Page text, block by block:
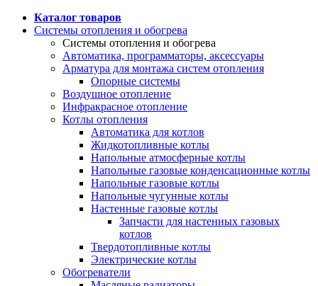
Каталог товаров
Системы отопления и обогрева
Системы отопления и обогрева
Автоматика, программаторы, аксессуары
Арматура для монтажа систем отопления
Опорные системы
Воздушное отопление
Инфракрасное отопление
Котлы отопления
Автоматика для котлов
Жидкотопливные котлы
Напольные атмосферные котлы
Напольные газовые конденсационные котлы
Напольные газовые котлы
Напольные чугунные котлы
Настенные газовые котлы
Запчасти для настенных газовых
котлов
Твердотопливные котлы
Электрические котлы
Обогреватели